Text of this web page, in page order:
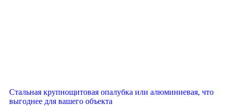
Стальная крупнощитовая опалубка или алюминиевая, что
выгоднее для вашего объекта